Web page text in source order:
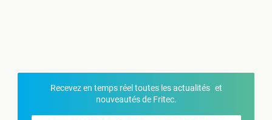
Recevez en temps réel toutes les actualités et
nouveautés de Fritec.